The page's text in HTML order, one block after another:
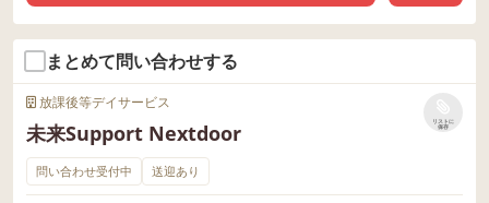
まとめて問い合わせする
放課後等デイサービス
未来Support Nextdoor
リストに
保存
問い合わせ受付中 送迎あり